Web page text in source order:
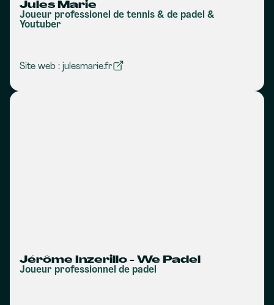
Jules Marie
Joueur professionel de tennis & de padel &
Youtuber
Site web : julesmarie.fr
Jérôme Inzerillo - We Padel
Joueur professionnel de padel